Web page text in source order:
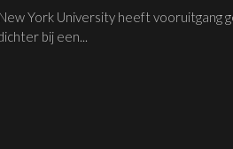
York University heeft vooruitgang
bij een...